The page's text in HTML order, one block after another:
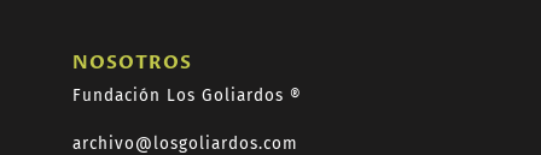
NOSOTROS
Fundación Los Goliardos ®
archivo@losgoliardos.com